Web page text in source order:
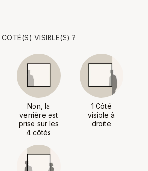
CÔTÉ(S) VISIBLE(S) ?
Non, la
verrière est
prise sur les
4 côtés
1 Côté
visible à
droite